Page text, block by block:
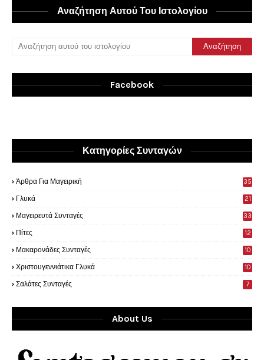
Αναζήτηση Αυτού Του Ιστολογίου
Facebook
Κατηγορίες Συνταγών
Άρθρα Για Μαγειρική
35
Γλυκά
21
Μαγειρευτά Συνταγές 33
Πίτες 12
Μακαρονάδες Συνταγές 10
Χριστουγεννιάτικα Γλυκά 10
Σαλάτες Συνταγές 7
About Us